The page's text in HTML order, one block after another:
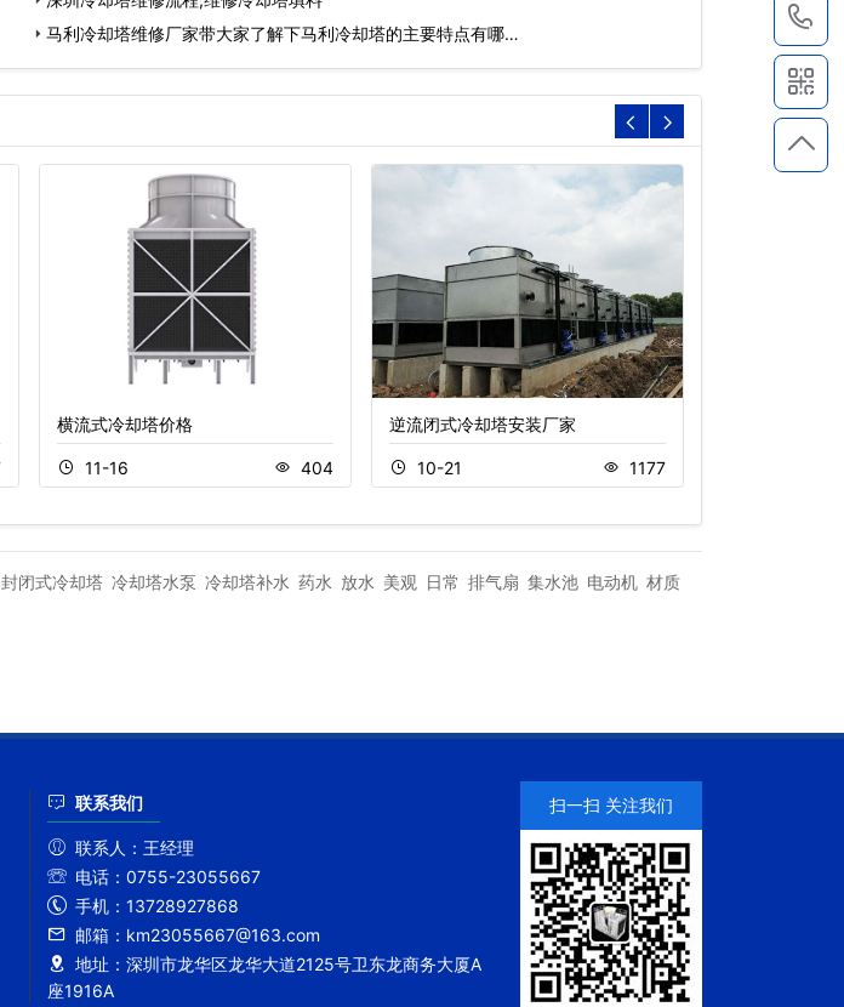
马利冷却塔维修厂家带大家了解下马利冷却塔的主要特点有哪…
横流式冷却塔价格
11-16 404
逆流闭式冷却塔安装厂家
10-21 1177
封闭式冷却塔 冷却塔水泵 冷却塔补水 药水 放水 美观 日常 排气扇 集水池 电动机 材质
联系我们
联系人： 王经理
电话： 0755-23055667
手机： 13728927868
邮箱： km23055667@163.com
地址： 深圳市龙华区龙华大道2125号卫东龙商务大厦A
座1916A
扫一扫 关注我们